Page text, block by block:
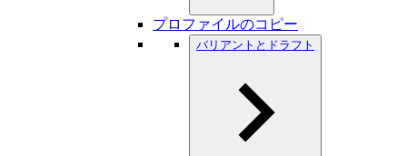
プロファイルのコピー
バリアントとドラフト